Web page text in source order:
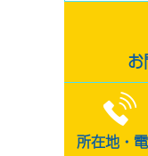
所在地・